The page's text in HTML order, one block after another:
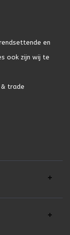
en
ook zijn wij te
& trade